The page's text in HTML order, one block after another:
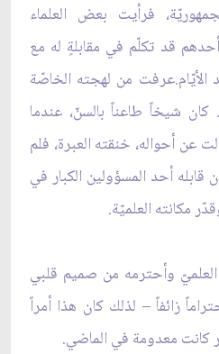
فرأيت بعض العلماء
قد تكلّم في مقابلةٍ له مع
الأيّام.عرفت من لهجته الخاصّة
شيخاً طاعناً بالسنّ، عندما
أحواله، خنقته العبرة، فلم
أحد المسؤولين الكبار في
مكانته العلميّة.
وأحترمه من صميم قلبي
زائفاً – لذلك كان هذا أمراً
كانت معدومة في الماضي.